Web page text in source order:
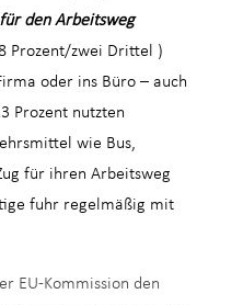
für den Arbeitsweg
Prozent/zwei Drittel )
oder ins Büro – auch
Prozent nutzten
wie Bus,
für ihren Arbeitsweg
fuhr regelmäßig mit
EU-Kommission den